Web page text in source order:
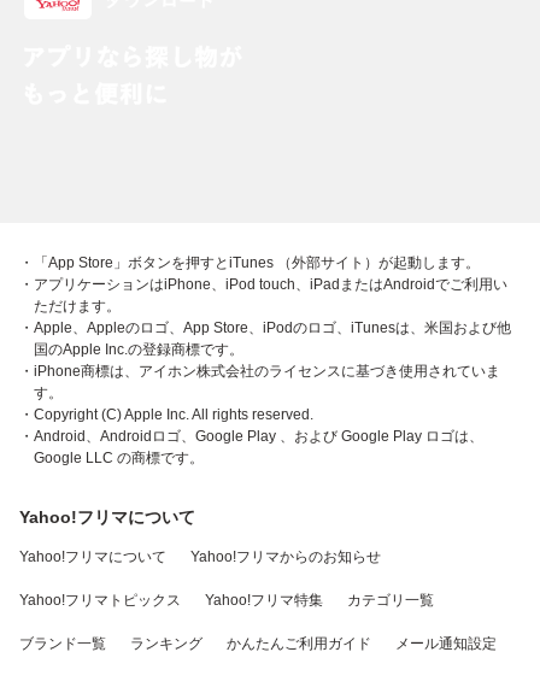
・「App Store」ボタンを押すとiTunes （外部サイト）が起動します。
・アプリケーションはiPhone、iPod touch、iPadまたはAndroidでご利用い
ただけます。
・Apple、Appleのロゴ、App Store、iPodのロゴ、iTunesは、米国および他
国のApple Inc.の登録商標です。
・iPhone商標は、アイホン株式会社のライセンスに基づき使用されていま
す。
・Copyright (C) Apple Inc. All rights reserved.
・Android、Androidロゴ、Google Play 、および Google Play ロゴは、
Google LLC の商標です。
Yahoo!フリマについて
Yahoo!フリマについて Yahoo!フリマからのお知らせ
Yahoo!フリマトピックス Yahoo!フリマ特集 カテゴリ一覧
ブランド一覧 ランキング かんたんご利用ガイド メール通知設定